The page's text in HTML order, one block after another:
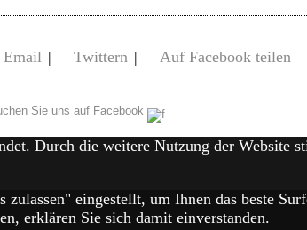
Email | Twittern | Auf Facebook teilen
Sie uns auf Facebook
Durch die weitere Nutzung der Website
eingestellt, um Ihnen das beste
erklären Sie sich damit einverstanden.